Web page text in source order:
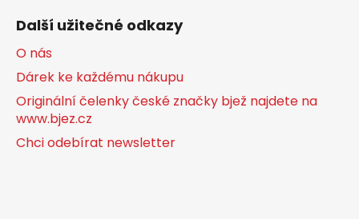
Další užitečné odkazy
O nás
Dárek ke každému nákupu
Originální čelenky české značky bjež najdete na
www.bjez.cz
Chci odebírat newsletter